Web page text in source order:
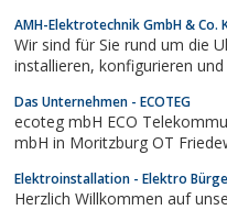
AMH-Elektrotechnik GmbH & Co.
Wir sind für Sie rund um die
installieren,
Das Unternehmen - ECOTEG
ecoteg mbH ECO
mbH in Moritzburg OT
Elektroinstallation - Elektro
Herzlich Willkommen auf